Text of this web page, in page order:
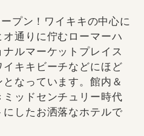
プン！ワイキキの中心に
通りに佇むローマーハ
ルマーケットプレイス
キキビーチなどにほど
なっています。館内＆
ッドセンチュリー時代
したお洒落なホテルで